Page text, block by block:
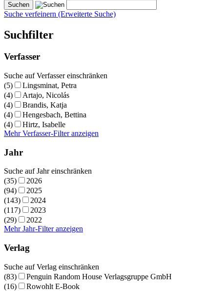
Suche verfeinern (Erweiterte Suche)
Suchfilter
Verfasser
Suche auf Verfasser einschränken
(5)
Lingsminat, Petra
(4)
Artajo, Nicolás
(4)
Brandis, Katja
(4)
Hengesbach, Bettina
(4)
Hirtz, Isabelle
Mehr Verfasser-Filter anzeigen
Jahr
Suche auf Jahr einschränken
(35)
2026
(94)
2025
(143)
2024
(117)
2023
(29)
2022
Mehr Jahr-Filter anzeigen
Verlag
Suche auf Verlag einschränken
(83)
Penguin Random House Verlagsgruppe GmbH
(16)
Rowohlt E-Book